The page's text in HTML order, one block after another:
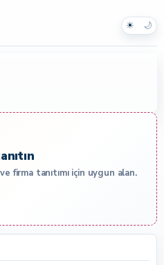
☀ 🌙
firma tanıtımı için uygun alan.